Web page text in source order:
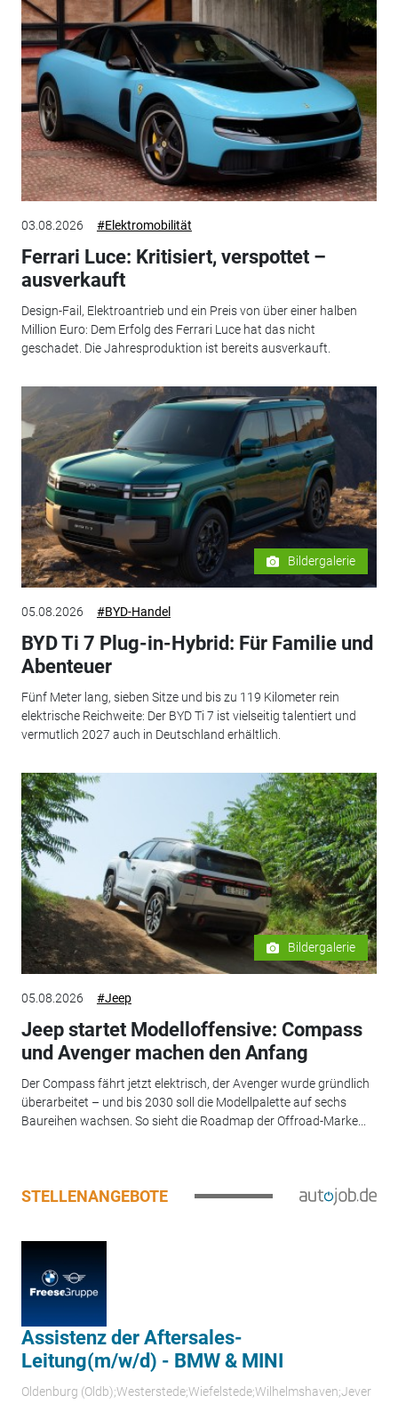
03.08.2026 #Elektromobilität
Ferrari Luce: Kritisiert, verspottet –
ausverkauft
Design-Fail, Elektroantrieb und ein Preis von über einer halben
Million Euro: Dem Erfolg des Ferrari Luce hat das nicht
geschadet. Die Jahresproduktion ist bereits ausverkauft.
Bildergalerie
05.08.2026 #BYD-Handel
BYD Ti 7 Plug-in-Hybrid: Für Familie und
Abenteuer
Fünf Meter lang, sieben Sitze und bis zu 119 Kilometer rein
elektrische Reichweite: Der BYD Ti 7 ist vielseitig talentiert und
vermutlich 2027 auch in Deutschland erhältlich.
Bildergalerie
05.08.2026 #Jeep
Jeep startet Modelloffensive: Compass
und Avenger machen den Anfang
Der Compass fährt jetzt elektrisch, der Avenger wurde gründlich
überarbeitet – und bis 2030 soll die Modellpalette auf sechs
Baureihen wachsen. So sieht die Roadmap der Offroad-Marke...
STELLENANGEBOTE
Assistenz der Aftersales-
Leitung(m/w/d) - BMW & MINI
Oldenburg (Oldb);Westerstede;Wiefelstede;Wilhelmshaven;Jever